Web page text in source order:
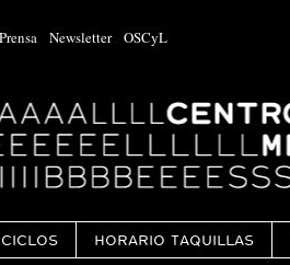
Prensa Newsletter OSCyL
CICLOS HORARIO TAQUILLAS